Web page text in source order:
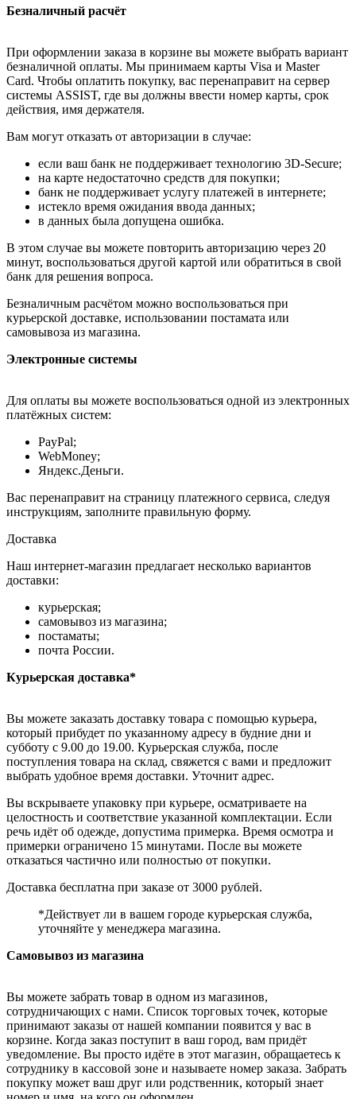
Безналичный расчёт
При оформлении заказа в корзине вы можете выбрать вариант
безналичной оплаты. Мы принимаем карты Visa и Master
Card. Чтобы оплатить покупку, вас перенаправит на сервер
системы ASSIST, где вы должны ввести номер карты, срок
действия, имя держателя.
Вам могут отказать от авторизации в случае:
если ваш банк не поддерживает технологию 3D-Secure;
на карте недостаточно средств для покупки;
банк не поддерживает услугу платежей в интернете;
истекло время ожидания ввода данных;
в данных была допущена ошибка.
В этом случае вы можете повторить авторизацию через 20
минут, воспользоваться другой картой или обратиться в свой
банк для решения вопроса.
Безналичным расчётом можно воспользоваться при
курьерской доставке, использовании постамата или
самовывоза из магазина.
Электронные системы
Для оплаты вы можете воспользоваться одной из электронных
платёжных систем:
PayPal;
WebMoney;
Яндекс.Деньги.
Вас перенаправит на страницу платежного сервиса, следуя
инструкциям, заполните правильную форму.
Доставка
Наш интернет-магазин предлагает несколько вариантов
доставки:
курьерская;
самовывоз из магазина;
постаматы;
почта России.
Курьерская доставка*
Вы можете заказать доставку товара с помощью курьера,
который прибудет по указанному адресу в будние дни и
субботу с 9.00 до 19.00. Курьерская служба, после
поступления товара на склад, свяжется с вами и предложит
выбрать удобное время доставки. Уточнит адрес.
Вы вскрываете упаковку при курьере, осматриваете на
целостность и соответствие указанной комплектации. Если
речь идёт об одежде, допустима примерка. Время осмотра и
примерки ограничено 15 минутами. После вы можете
отказаться частично или полностью от покупки.
Доставка бесплатна при заказе от 3000 рублей.
*Действует ли в вашем городе курьерская служба,
уточняйте у менеджера магазина.
Самовывоз из магазина
Вы можете забрать товар в одном из магазинов,
сотрудничающих с нами. Список торговых точек, которые
принимают заказы от нашей компании появится у вас в
корзине. Когда заказ поступит в ваш город, вам придёт
уведомление. Вы просто идёте в этот магазин, обращаетесь к
сотруднику в кассовой зоне и называете номер заказа. Забрать
покупку может ваш друг или родственник, который знает